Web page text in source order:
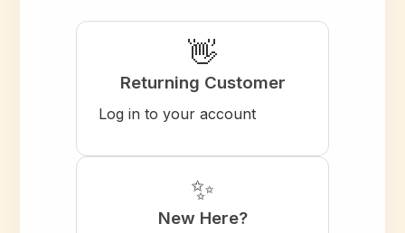
👋
Returning Customer
Log in to your account
✨
New Here?